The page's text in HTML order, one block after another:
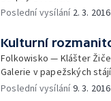
Poslední vysílání 2. 3. 2016
Kulturní
Folkowisko — Klášter
Galerie v papežských
Poslední vysílání9. 3. 2016